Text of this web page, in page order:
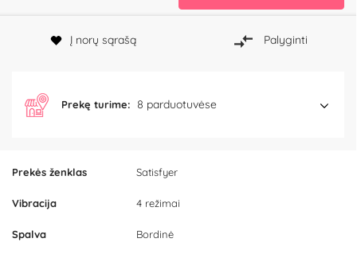
Prekės ženklas Satisfyer
Vibracija 4 režimai
Spalva Bordinė
Į norų sąrašą Palyginti
Prekę turime: 8 parduotuvėse